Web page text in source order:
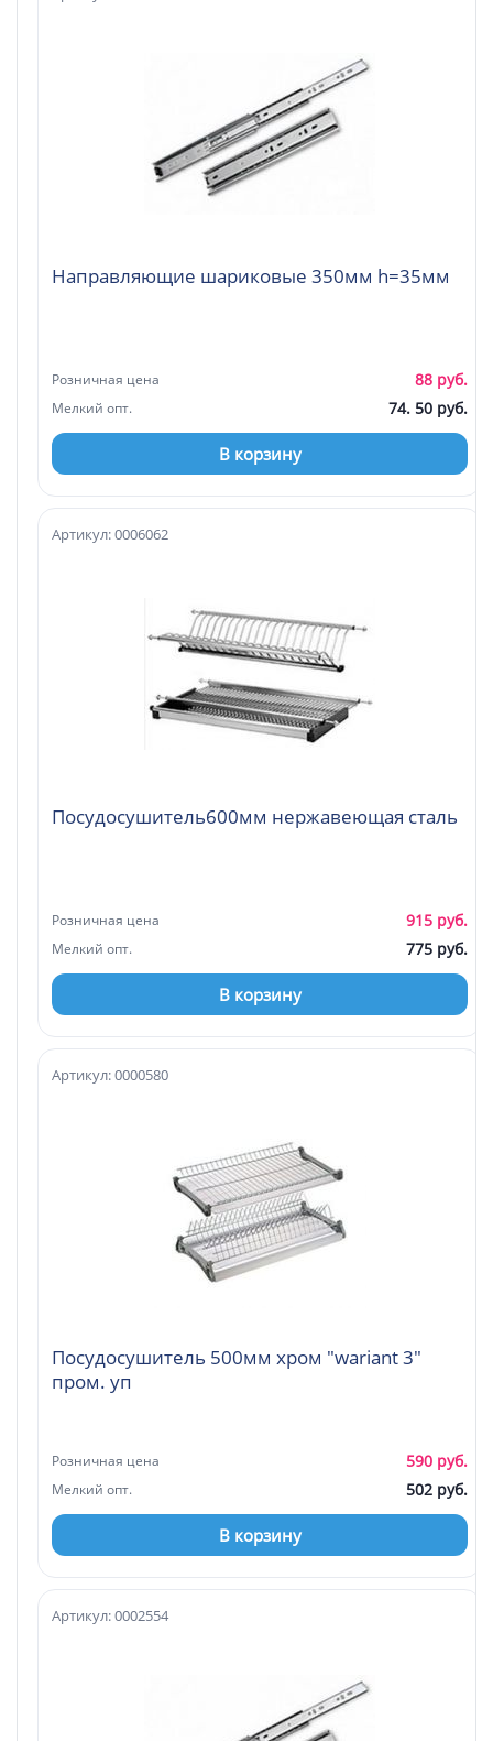
Направляющие шариковые 350мм h=35мм
Розничная цена 88 руб.
Мелкий опт. 74. 50 руб.
В корзину
Посудосушитель600мм нержавеющая сталь
Артикул: 0006062
Розничная цена 915 руб.
Мелкий опт. 775 руб.
В корзину
Посудосушитель 500мм хром "wariant 3"
пром. уп
Артикул: 0000580
Розничная цена 590 руб.
Мелкий опт. 502 руб.
В корзину
Артикул: 0002554